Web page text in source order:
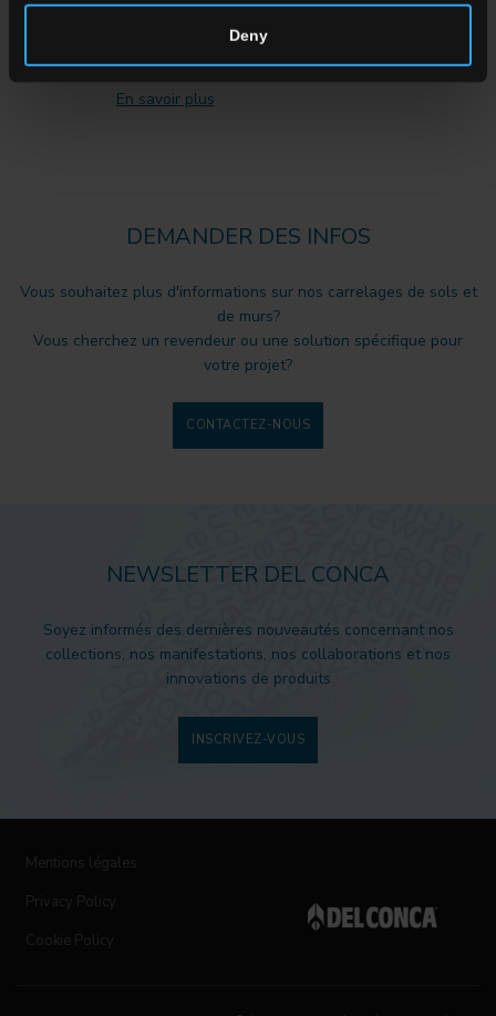
Deny
Marble Boutique: L'Élégance du
Marbre Rencontre l'Innovation
des Finitions
En savoir plus
DEMANDER DES INFOS
Vous souhaitez plus d'informations sur nos carrelages de sols et
de murs?
Vous cherchez un revendeur ou une solution spécifique pour
votre projet?
CONTACTEZ-NOUS
NEWSLETTER DEL CONCA
Soyez informés des dernières nouveautés concernant nos
collections, nos manifestations, nos collaborations et nos
innovations de produits
INSCRIVEZ-VOUS
Mentions légales
Privacy Policy
Cookie Policy